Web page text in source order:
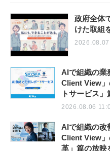
政府全体
けた取組
AIで組織の業
Client View
トサービス」
2026.08.06
AIで組織の改
Client View
革」篇の放映